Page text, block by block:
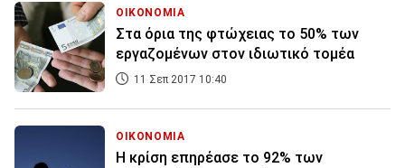
ΟΙΚΟΝΟΜΙΑ
Στα όρια της φτώχειας το 50% των
εργαζομένων στον ιδιωτικό τομέα
11 Σεπ 2017 10:40
ΟΙΚΟΝΟΜΙΑ
Η κρίση επηρέασε το 92% των